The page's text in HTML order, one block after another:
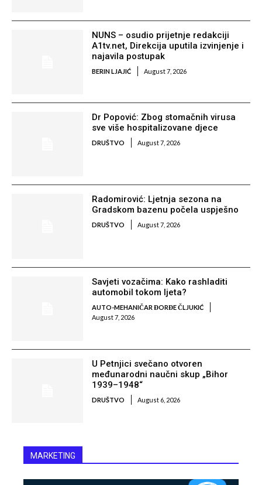
NUNS – osudio prijetnje redakciji
A1tv.net, Direkcija uputila izvinjenje i
najavila postupak
BERIN LJAJIĆ August 7, 2026
Dr Popović: Zbog stomačnih virusa
sve više hospitalizovane djece
DRUŠTVO August 7, 2026
Radomirović: Ljetnja sezona na
Gradskom bazenu počela uspješno
DRUŠTVO August 7, 2026
Savjeti vozačima: Kako rashladiti
automobil tokom ljeta?
AUTO-MEHANIČAR ĐORĐE ČLJUKIĆ
August 7, 2026
U Petnjici svečano otvoren
međunarodni naučni skup „Bihor
1939–1948“
DRUŠTVO August 6, 2026
MARKETING